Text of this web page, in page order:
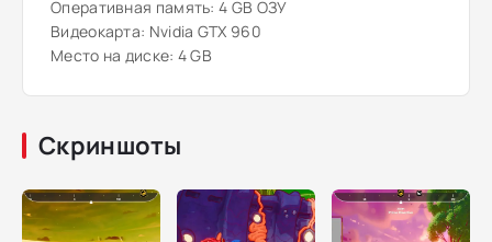
Оперативная память: 4 GB ОЗУ
Видеокарта: Nvidia GTX 960
Место на диске: 4 GB
Скриншоты